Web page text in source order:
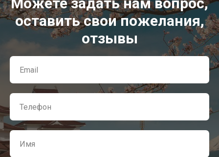
оставить свои пожелания,
отзывы